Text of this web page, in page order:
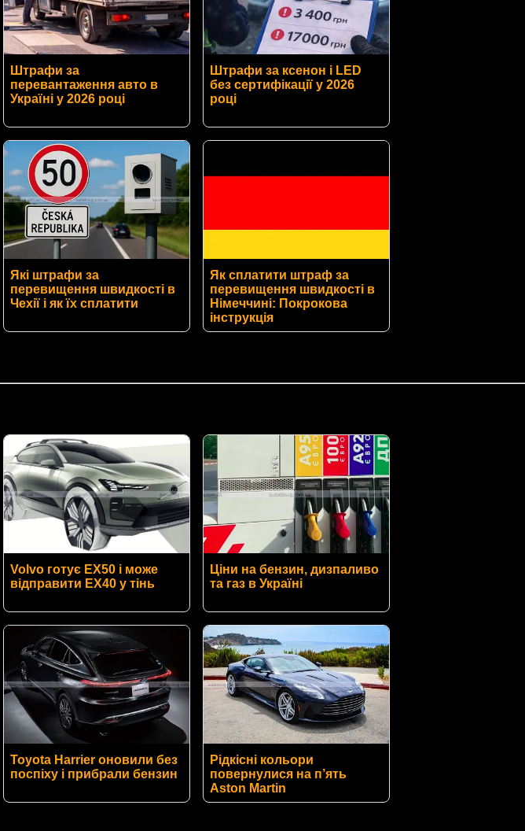
Штрафи за
перевантаження авто в
Україні у 2026 році
Штрафи за ксенон і LED
без сертифікації у 2026
році
Які штрафи за
перевищення швидкості в
Чехії і як їх сплатити
Як сплатити штраф за
перевищення швидкості в
Німеччині: Покрокова
інструкція
Volvo готує EX50 і може
відправити EX40 у тінь
Ціни на бензин, дизпаливо
та газ в Україні
Toyota Harrier оновили без
поспіху і прибрали бензин
Рідкісні кольори
повернулися на п’ять
Aston Martin